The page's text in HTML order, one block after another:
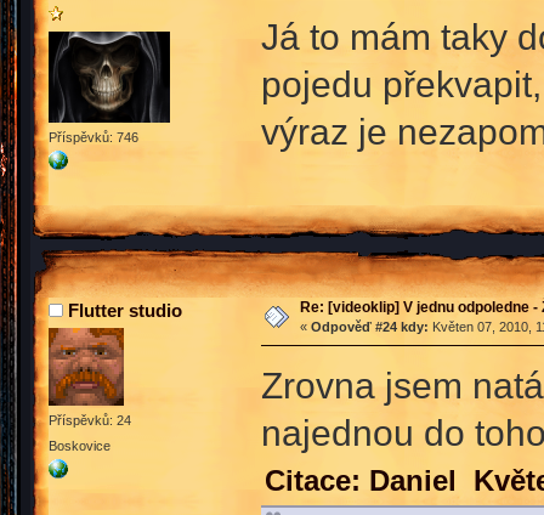
Příspěvků: 746
Já to mám taky
pojedu
výraz je
Flutter studio
Příspěvků: 24
Boskovice
Re: [videoklip] V jednu odpoledne
« Odpověď #24 kdy: Květen 07, 2010,
Zrovna jsem
najednou do
Citace: Daniel